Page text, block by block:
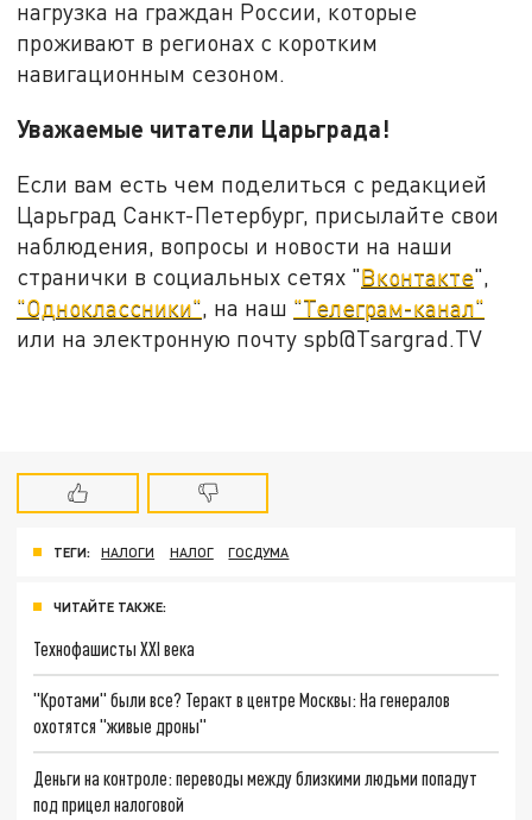
нагрузка на граждан России, которые
проживают в регионах с коротким
навигационным сезоном.
Уважаемые читатели Царьграда!
Если вам есть чем поделиться с редакцией
Царьград Санкт-Петербург, присылайте свои
наблюдения, вопросы и новости на наши
странички в социальных сетях "Вконтакте",
"Одноклассники", на наш "Телеграм-канал"
или на электронную почту spb@Tsargrad.TV
ТЕГИ: НАЛОГИ НАЛОГ ГОСДУМА
ЧИТАЙТЕ ТАКЖЕ:
Технофашисты XXI века
"Кротами" были все? Теракт в центре Москвы: На генералов
охотятся "живые дроны"
Деньги на контроле: переводы между близкими людьми попадут
под прицел налоговой